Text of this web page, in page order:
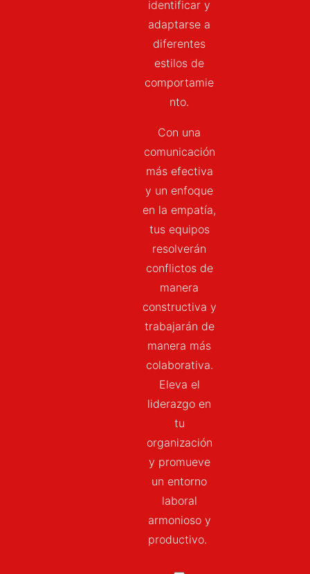
identificar y
adaptarse a
diferentes
estilos de
comportamie
nto.
Con una
comunicación
más efectiva
y un enfoque
en la empatía,
tus equipos
resolverán
conflictos de
manera
constructiva y
trabajarán de
manera más
colaborativa.
Eleva el
liderazgo en
tu
organización
y promueve
un entorno
laboral
armonioso y
productivo.